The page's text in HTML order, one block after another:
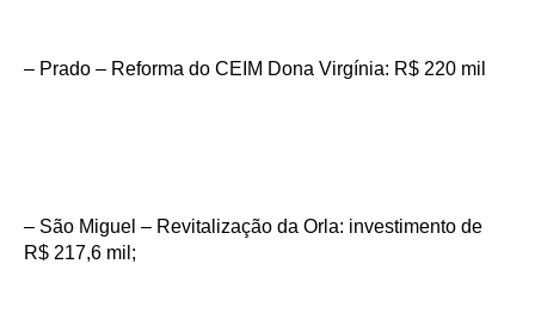
– Prado – Reforma do CEIM Dona Virgínia: R$ 220 mil
– São Miguel – Revitalização da Orla: investimento de
R$ 217,6 mil;